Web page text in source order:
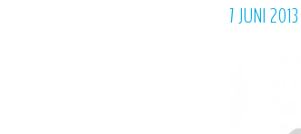
7 JUNI 2013